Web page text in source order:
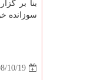
سوزانده
10/19